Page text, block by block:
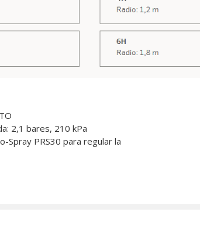
2,1 bares, 210 kPa
Spray PRS30 para regular la